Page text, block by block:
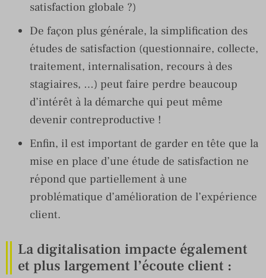
satisfaction globale ?)
De façon plus générale, la simplification des
études de satisfaction (questionnaire, collecte,
traitement, internalisation, recours à des
stagiaires, …) peut faire perdre beaucoup
d’intérêt à la démarche qui peut même
devenir contreproductive !
Enfin, il est important de garder en tête que la
mise en place d’une étude de satisfaction ne
répond que partiellement à une
problématique d’amélioration de l’expérience
client.
La digitalisation impacte également
et plus largement l’écoute client :